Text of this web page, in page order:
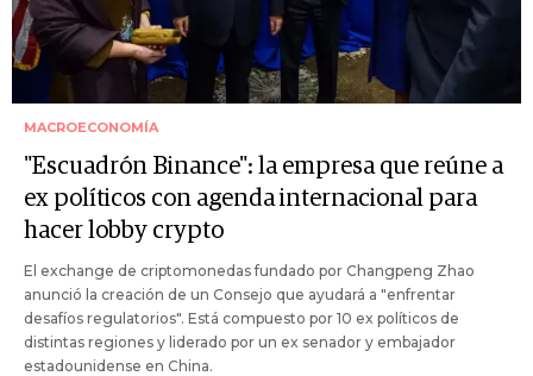
MACROECONOMÍA
"Escuadrón Binance": la empresa que reúne a
ex políticos con agenda internacional para
hacer lobby crypto
El exchange de criptomonedas fundado por Changpeng Zhao
anunció la creación de un Consejo que ayudará a "enfrentar
desafíos regulatorios". Está compuesto por 10 ex políticos de
distintas regiones y liderado por un ex senador y embajador
estadounidense en China.